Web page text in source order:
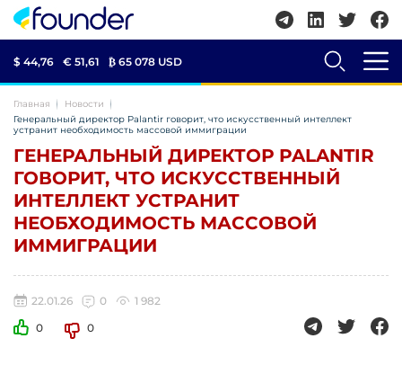
$ 44,76 € 51,61 ₿ 65 078 USD
Главная
Новости
Генеральный директор Palantir говорит, что искусственный интеллект
устранит необходимость массовой иммиграции
ГЕНЕРАЛЬНЫЙ ДИРЕКТОР PALANTIR
ГОВОРИТ, ЧТО ИСКУССТВЕННЫЙ
ИНТЕЛЛЕКТ УСТРАНИТ
НЕОБХОДИМОСТЬ МАССОВОЙ
ИММИГРАЦИИ
22.01.26 0
1 982
0
0